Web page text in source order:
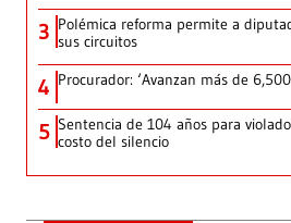
3 Polémica reforma permite a
sus circuitos
4 Procurador: ‘Avanzan más de
5 Sentencia de 104 años para
costo del silencio